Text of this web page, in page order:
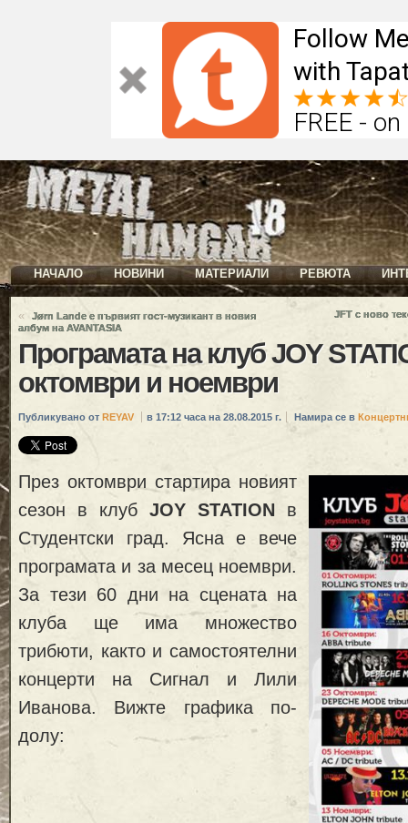
Follow
with
FREE -
НАЧАЛО НОВИНИ МАТЕРИАЛИ РЕВЮТА
«
Jørn Lande е първият гост-музикант в новия
албум на AVANTASIA
JFT с ново
Програмата на клуб JOY
октомври и ноември
Публикувано от REYAV в 17:12 часа на 28.08.2015 г. Намира се в
През октомври стартира новият
сезон в клуб JOY STATION в
Студентски град. Ясна е вече
програмата и за месец ноември.
За тези 60 дни на сцената на
клуба ще има множество
трибюти, както и самостоятелни
концерти на Сигнал и Лили
Иванова. Вижте графика по-
долу: